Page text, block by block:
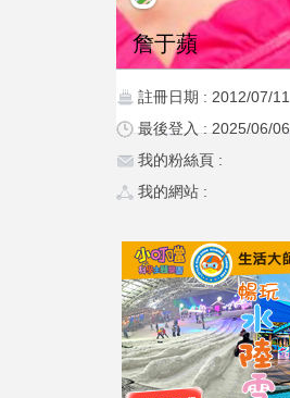
詹于蘋
註冊日期 : 2012/07/11
最後登入 : 2025/06/
我的粉絲頁 :
我的網站 :